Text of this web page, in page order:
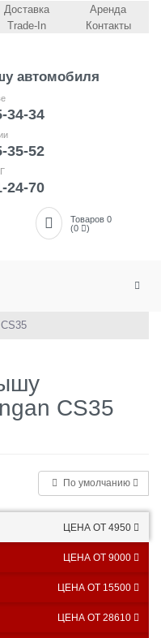
Доставка
Trade-In
Аренда
Контакты
автомобиля
34-34
35-52
24-70
Товаров 0
(0
)
CS35
CS35
По умолчанию
ЦЕНА ОТ 4950
ЦЕНА ОТ 9000
ЦЕНА ОТ 15500
ЦЕНА ОТ 28610